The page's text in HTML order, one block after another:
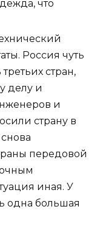
что
Россия чуть
стран,
делу и
и
страну в
передовой
иная. У
одна большая